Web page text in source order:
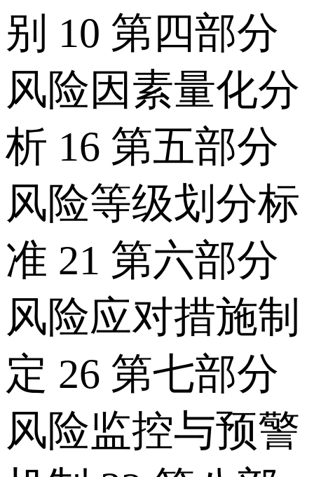
别 10 第四部分
风险因素量化分
析 16 第五部分
风险等级划分标
准 21 第六部分
风险应对措施制
定 26 第七部分
风险监控与预警